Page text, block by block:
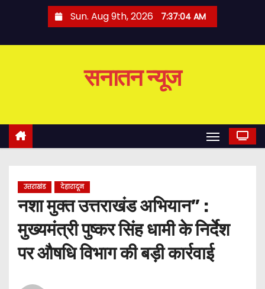
o
Sun. Aug 9th, 2026 7:37:05 AM
सनातन न्यूज
उत्तराखंड देहारादून
नशा मुक्त उत्तराखंड अभियान” :
मुख्यमंत्री पुष्कर सिंह धामी के निर्देश
पर औषधि विभाग की बड़ी कार्रवाई